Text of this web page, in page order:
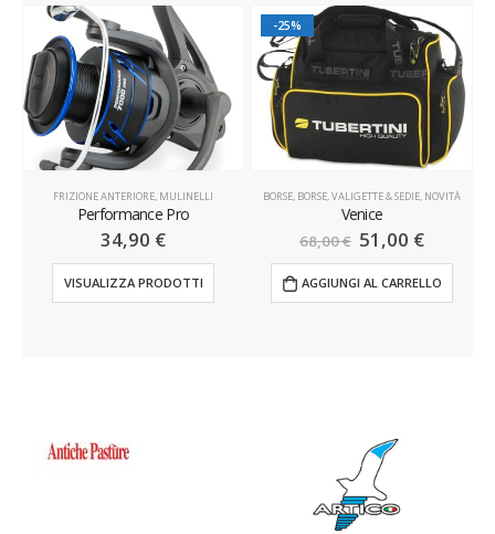
FRIZIONE ANTERIORE, MULINELLI
Performance Pro
34,90 €
VISUALIZZA PRODOTTI
-25%
BORSE, BORSE, VALIGETTE & SEDIE, NOVITÀ
Venice
68,00€ 51,00 €
AGGIUNGI AL CARRELLO